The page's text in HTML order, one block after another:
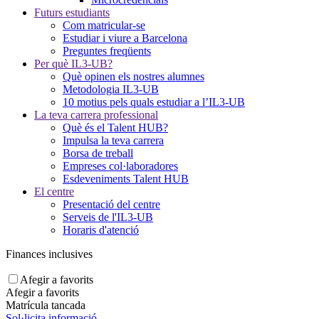
Futurs estudiants
Com matricular-se
Estudiar i viure a Barcelona
Preguntes freqüents
Per què IL3-UB?
Què opinen els nostres alumnes
Metodologia IL3-UB
10 motius pels quals estudiar a l’IL3-UB
La teva carrera professional
Què és el Talent HUB?
Impulsa la teva carrera
Borsa de treball
Empreses col·laboradores
Esdeveniments Talent HUB
El centre
Presentació del centre
Serveis de l'IL3-UB
Horaris d'atenció
Finances inclusives
Afegir a favorits
Afegir a favorits
Matrícula tancada